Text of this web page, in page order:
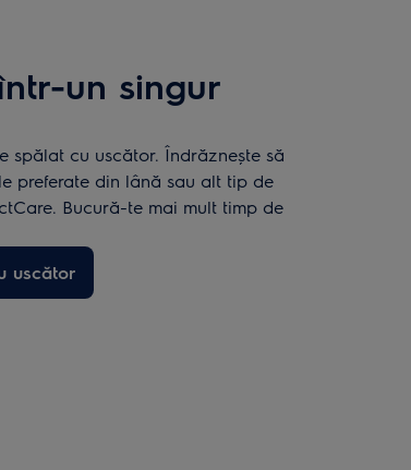
un singur
spălat cu uscător. Îndrăznește să
preferate din lână sau alt tip de
Bucură-te mai mult timp de
uscător